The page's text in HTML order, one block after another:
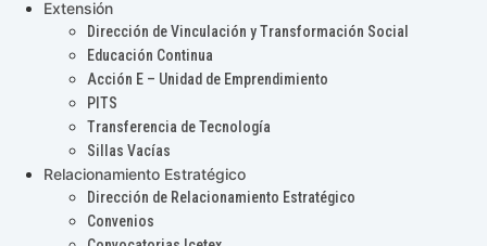
Extensión
Dirección de Vinculación y Transformación Social
Educación Continua
Acción E – Unidad de Emprendimiento
PITS
Transferencia de Tecnología
Sillas Vacías
Relacionamiento Estratégico
Dirección de Relacionamiento Estratégico
Convenios